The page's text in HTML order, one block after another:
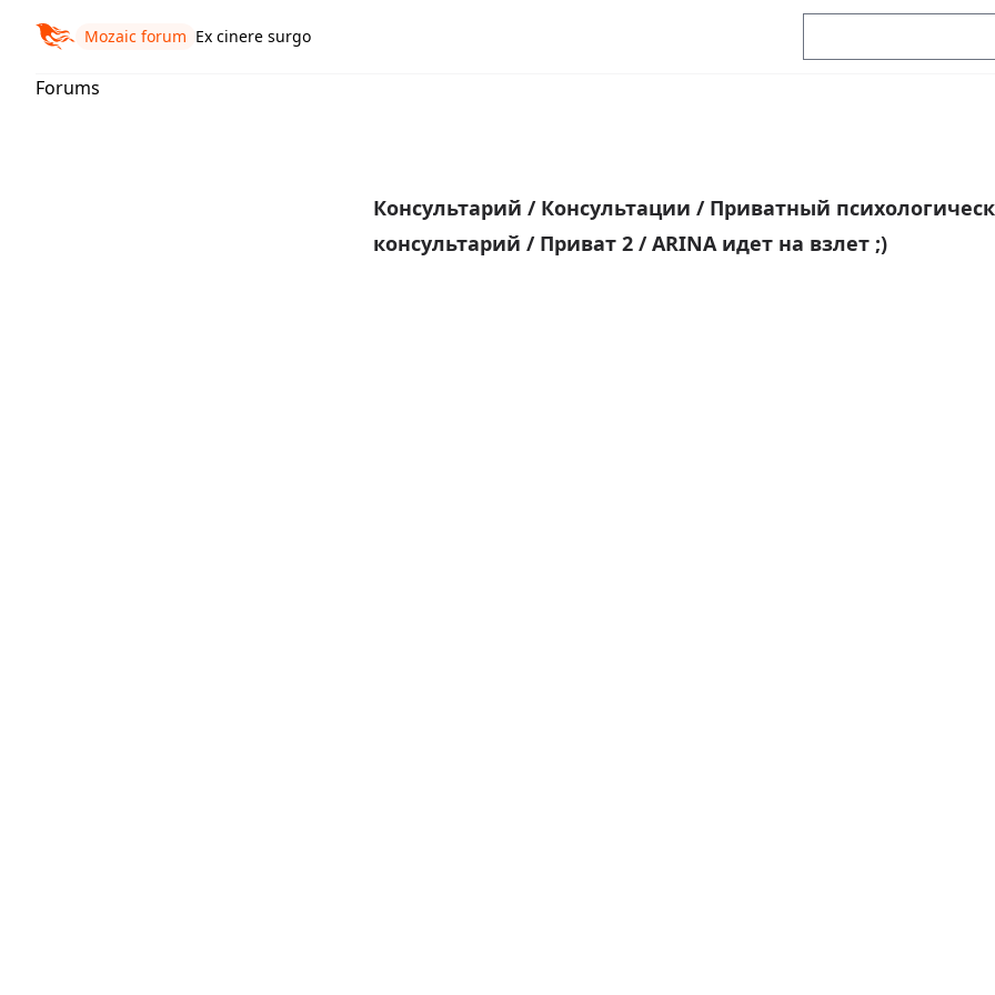
Mozaic forum Ex cinere surgo
Forums
Консультарий / Консультации / Приватный
консультарий / Приват 2 /ARINA идет на взлет ;)